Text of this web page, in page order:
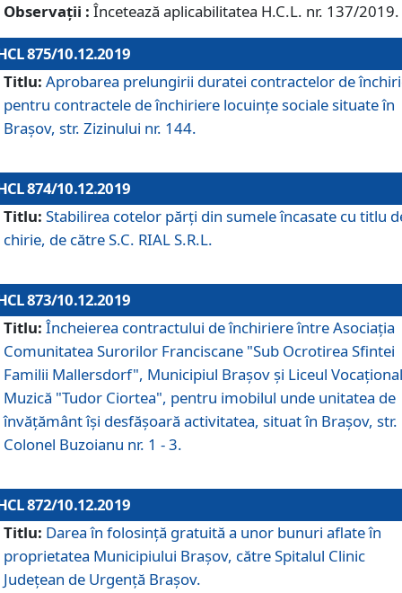
Observații : Încetează aplicabilitatea H.C.L. nr. 137/2019.
875/10.12.2019
Titlu: Aprobarea prelungirii duratei contractelor de
pentru contractele de închiriere locuinţe sociale situate în
Braşov, str. Zizinului nr. 144.
874/10.12.2019
Titlu: Stabilirea cotelor părți din sumele încasate cu titlu
chirie, de către S.C. RIAL S.R.L.
873/10.12.2019
Titlu: Încheierea contractului de închiriere între Asociația
Comunitatea Surorilor Franciscane "Sub Ocrotirea Sfintei
Familii Mallersdorf", Municipiul Braşov şi Liceul
Muzică "Tudor Ciortea", pentru imobilul unde unitatea de
învățământ îşi desfăşoară activitatea, situat în Braşov, str.
Colonel Buzoianu nr. 1 - 3.
872/10.12.2019
Titlu: Darea în folosinţă gratuită a unor bunuri aflate în
proprietatea Municipiului Braşov, către Spitalul Clinic
Judeţean de Urgenţă Braşov.